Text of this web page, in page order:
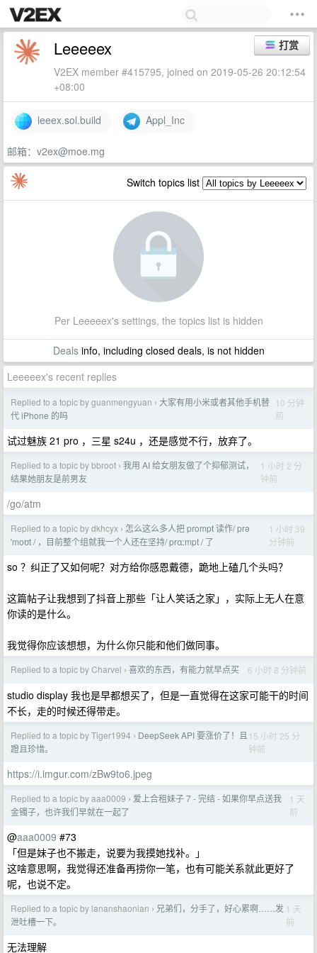
打赏
Leeeeex
V2EX member #415795, joined on 2019-05-26 20:12:54
+08:00
leeex.sol.build Appl_Inc
邮箱： v2ex@moe.mg
Switch topics list
Per Leeeeex's settings, the topics list is hidden
Dealsinfo, including closed deals, is not hidden
Leeeeex's recent replies
Replied to a topic by guanmengyuan › 大家有用小米或者其他手机替
代 iPhone 的吗
10 分钟
前
试过魅族 21 pro ，三星 s24u ，还是感觉不行，放弃了。
Replied to a topic by bbroot › 我用 AI 给女朋友做了个抑郁测试，
结果她朋友是前男友
1 小时 2 分
钟前
/go/atm
Replied to a topic by dkhcyx › 怎么这么多人把 prompt 读作/ prə
ˈmoʊt / ，目前整个组就我一个人还在坚持/ prɑːmpt / 了
1 小时 39
分钟前
so ？纠正了又如何呢？对方给你感恩戴德，跪地上磕几个头吗？
这篇帖子让我想到了抖音上那些「让人笑话之家」，实际上无人在意
你读的是什么。
我觉得你应该想想，为什么你只能和他们做同事。
Replied to a topic by Charvel › 喜欢的东西，有能力就早点买 6 小时 8 分钟前
studio display 我也是早都想买了，但是一直觉得在这家可能干的时间
不长，走的时候还得带走。
Replied to a topic by Tiger1994 › DeepSeek API 要涨价了！且
蹬且珍惜。
15 小时 25 分
钟前
https://i.imgur.com/zBw9to6.jpeg
Replied to a topic by aaa0009 › 爱上合租妹子 7 - 完结 - 如果你早点送我
金镯子，也许我们早就在一起了
1 天
前
@aaa0009 #73
「但是妹子也不搬走，说要为我摸她找补。」
这啥意思啊，我觉得还准备再捞你一笔，也有可能关系就此更好了
呢，也说不定。
Replied to a topic by lananshaonian › 兄弟们，分手了，好心累啊……发
泄吐槽一下。
1 天
前
无法理解